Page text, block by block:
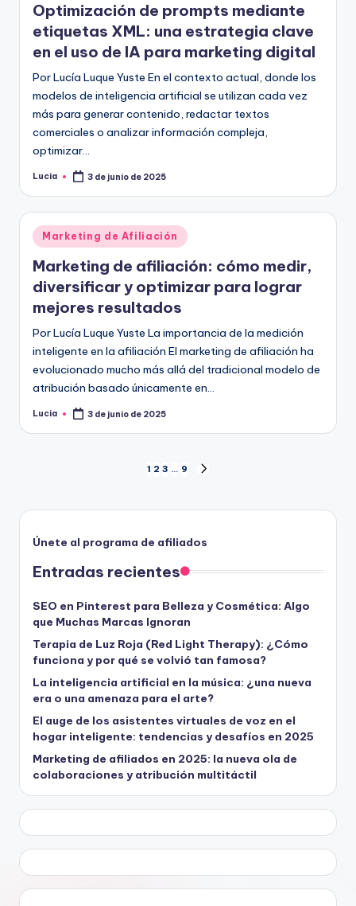
Optimización de prompts mediante
etiquetas XML: una estrategia clave
en el uso de IA para marketing digital
Por Lucía Luque Yuste En el contexto actual, donde los
modelos de inteligencia artificial se utilizan cada vez
más para generar contenido, redactar textos
comerciales o analizar información compleja,
optimizar…
Publicado
Lucia 3 de junio de 2025
Publicado
en
Marketing de Afiliación
Marketing de afiliación: cómo medir,
diversificar y optimizar para lograr
mejores resultados
Por Lucía Luque Yuste La importancia de la medición
inteligente en la afiliación El marketing de afiliación ha
evolucionado mucho más allá del tradicional modelo de
atribución basado únicamente en…
Publicado
Lucia 3 de junio de 2025
Paginación
de
entradas
1 2 3 … 9
Únete al programa de afiliados
Entradas recientes
SEO en Pinterest para Belleza y Cosmética: Algo
que Muchas Marcas Ignoran
Terapia de Luz Roja (Red Light Therapy): ¿Cómo
funciona y por qué se volvió tan famosa?
La inteligencia artificial en la música: ¿una nueva
era o una amenaza para el arte?
El auge de los asistentes virtuales de voz en el
hogar inteligente: tendencias y desafíos en 2025
Marketing de afiliados en 2025: la nueva ola de
colaboraciones y atribución multitáctil